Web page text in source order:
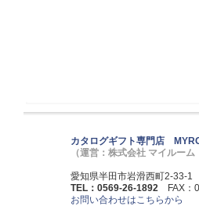
カタログギフト専門店
（運営：株式会社 マイルー
愛知県半田市岩滑西町2-33-1
TEL：0569-26-1892 FAX：
お問い合わせはこちらから